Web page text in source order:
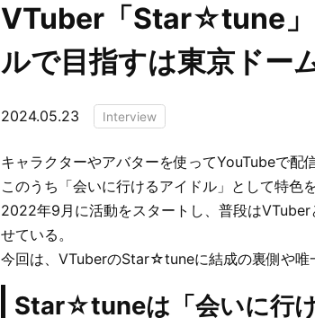
VTuber「Star☆tune」
ルで目指すは東京ドー
2024.05.23 Interview
キャラクターやアバターを使ってYouTubeで配
このうち「会いに行けるアイドル」として特色
2022年9月に活動をスタートし、普段は
せている。
今回は、VTuberのStar☆tuneに結成の裏側や唯
Star☆tuneは「会いに行